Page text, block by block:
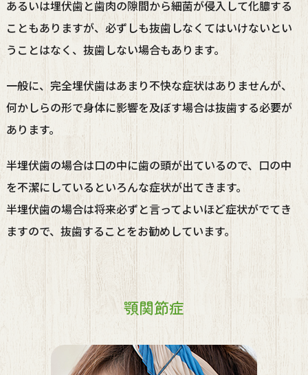
あるいは埋伏歯と歯肉の隙間から細菌が侵入して化膿する
こともありますが、必ずしも抜歯しなくてはいけないとい
うことはなく、抜歯しない場合もあります。
一般に、完全埋伏歯はあまり不快な症状はありませんが、
何かしらの形で身体に影響を及ぼす場合は抜歯する必要が
あります。
半埋伏歯の場合は口の中に歯の頭が出ているので、口の中
を不潔にしているといろんな症状が出てきます。
半埋伏歯の場合は将来必ずと言ってよいほど症状がでてき
ますので、抜歯することをお勧めしています。
顎関節症